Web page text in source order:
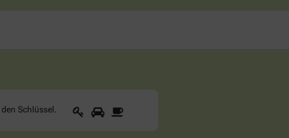
den Schlüssel .
Sind
Sie
1 2